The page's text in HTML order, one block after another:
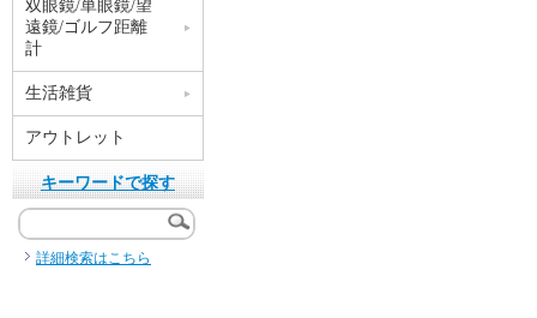
双眼鏡/単眼鏡/望
遠鏡/ゴルフ距離
計
生活雑貨
アウトレット
キーワードで探す
詳細検索はこちら